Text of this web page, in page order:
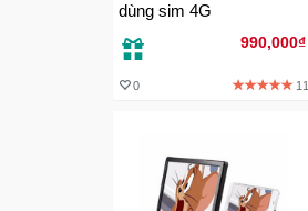
dùng sim 4G
990,000₫
0 11